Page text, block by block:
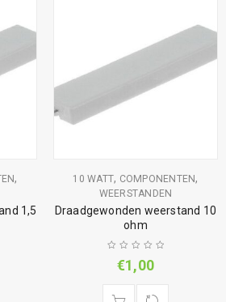
,
1,5
10 WATT, COMPONENTEN,
WEERSTANDEN
Draadgewonden weerstand 10
ohm
€1,00